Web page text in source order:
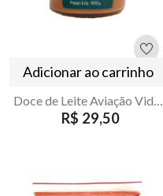
Adicionar ao carrinho
Doce de Leite Aviação Vidro 600 g – Cremoso e Tradicional
R$ 29,50